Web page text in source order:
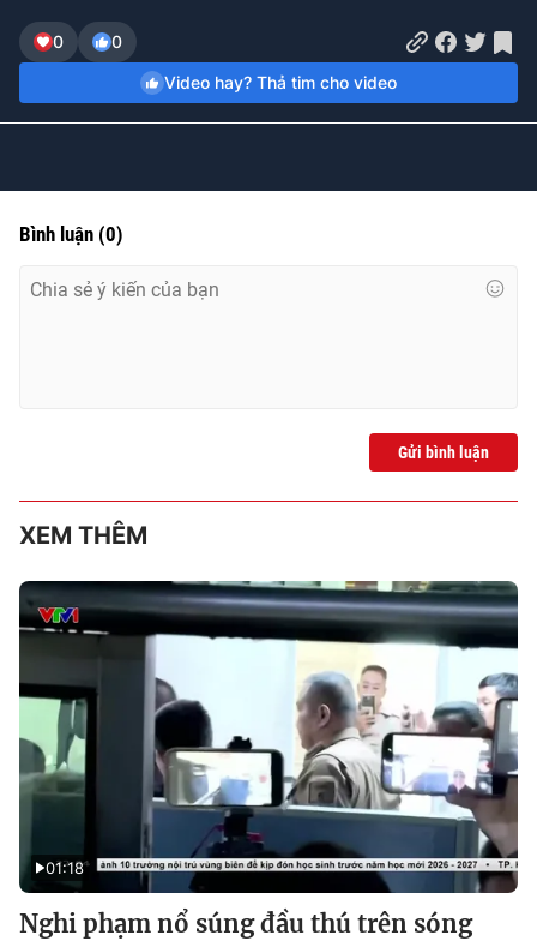
0
0
Video hay? Thả tim cho video
Bình luận (0)
Gửi bình luận
XEM THÊM
01:18
Nghi phạm nổ súng đầu thú trên sóng